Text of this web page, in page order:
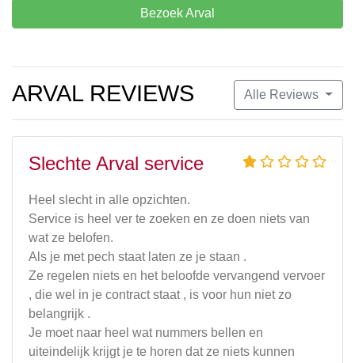
Bezoek Arval
Alle Reviews
ARVAL REVIEWS
Slechte Arval service
Heel slecht in alle opzichten.
Service is heel ver te zoeken en ze doen niets van
wat ze belofen.
Als je met pech staat laten ze je staan .
Ze regelen niets en het beloofde vervangend vervoer
, die wel in je contract staat , is voor hun niet zo
belangrijk .
Je moet naar heel wat nummers bellen en
uiteindelijk krijgt je te horen dat ze niets kunnen